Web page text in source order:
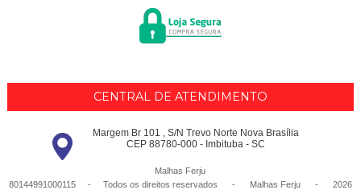
CENTRAL DE ATENDIMENTO
Margem Br 101 , S/N Trevo Norte Nova Brasília
CEP 88780-000 - Imbituba - SC
Malhas Ferju
80144991000115 - Todos os direitos reservados
- Malhas Ferju - 2026